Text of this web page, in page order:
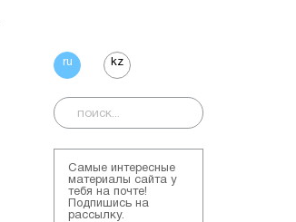
ru kz
Самые интересные
материалы сайта у
тебя на почте!
Подпишись на
рассылку.